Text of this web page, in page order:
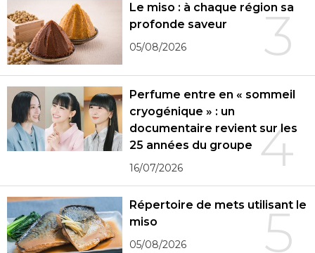
3
Le miso : à chaque région sa
profonde saveur
05/08/2026
4
Perfume entre en « sommeil
cryogénique » : un
documentaire revient sur les
25 années du groupe
16/07/2026
5
Répertoire de mets utilisant le
miso
05/08/2026